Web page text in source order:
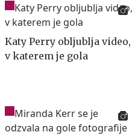
Katy Perry obljublja video,
v katerem je gola